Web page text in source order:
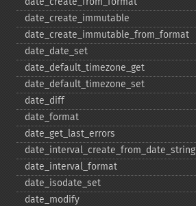
date_​create_​immutable
date_​create_​immutable_​from_​format
date_​date_​set
date_​default_​timezone_​get
date_​default_​timezone_​set
date_​diff
date_​format
date_​get_​last_​errors
date_​interval_​create_​from_​date_​string
date_​interval_​format
date_​isodate_​set
date_​modify